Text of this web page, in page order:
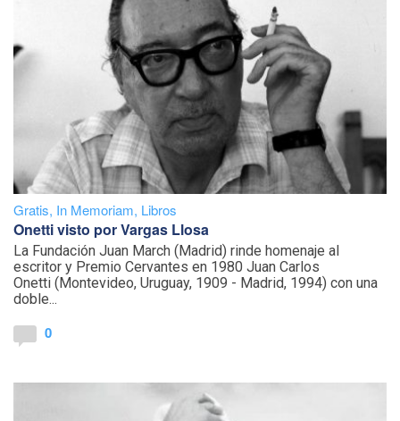
Gratis, In Memoriam, Libros
Onetti visto por Vargas Llosa
La Fundación Juan March (Madrid) rinde homenaje al
escritor y Premio Cervantes en 1980 Juan Carlos
Onetti (Montevideo, Uruguay, 1909 - Madrid, 1994) con una
doble...
0